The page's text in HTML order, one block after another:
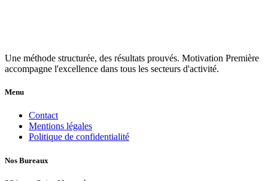
Une méthode structurée, des résultats prouvés. Motivation Première
accompagne l'excellence dans tous les secteurs d'activité.
Menu
Contact
Mentions légales
Politique de confidentialité
Nos Bureaux